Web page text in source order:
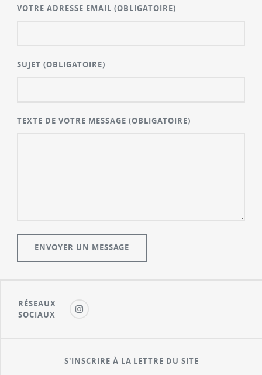
VOTRE ADRESSE EMAIL(OBLIGATOIRE)
SUJET(OBLIGATOIRE)
TEXTE DE VOTRE MESSAGE(OBLIGATOIRE)
RÉSEAUX
SOCIAUX
S'INSCRIRE À LA LETTRE DU SITE